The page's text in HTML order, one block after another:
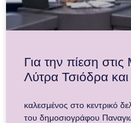
Για την πίεση
Λύτρα Τσιόδρα
καλεσμένος στο κεντρικό
του δημοσιογράφου